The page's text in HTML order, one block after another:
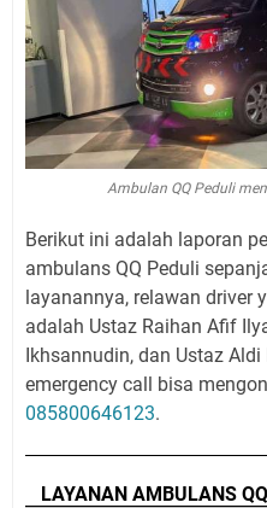
Ambulan QQ Peduli
Berikut ini adalah laporan
ambulans QQ Peduli
layanannya, relawan driver
adalah Ustaz Raihan Afif
Ikhsannudin, dan Ustaz
emergency call bisa
085800646123.
LAYANAN AMBULANS